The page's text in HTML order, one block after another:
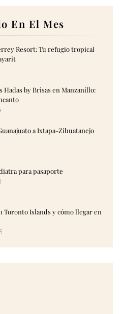
En El Mes
Resort: Tu refugio tropical
Hadas by Brisas en Manzanillo:
a Ixtapa-Zihuatanejo
para pasaporte
Toronto Islands y cómo llegar en